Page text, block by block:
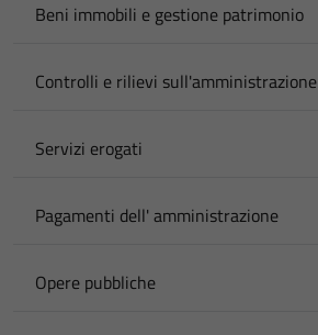
Beni immobili e gestione patrimonio
Controlli e rilievi sull'amministrazione
Servizi erogati
Pagamenti dell' amministrazione
Opere pubbliche